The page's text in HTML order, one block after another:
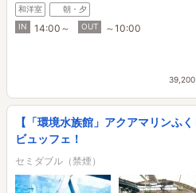
和洋室
朝・夕
IN
14:00～ OUT ～10:00
39,200
【「環境水族館」アクアマリンふ
ビュッフェ！
セミダブル（禁煙）